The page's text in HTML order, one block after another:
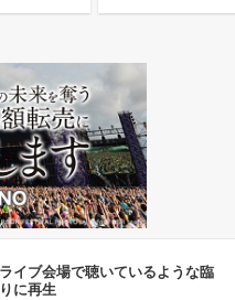
イブ会場で聴いているような臨
に再生